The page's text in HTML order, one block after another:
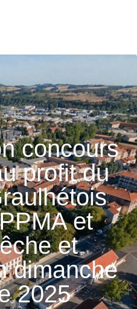
concours
profit du
et
et
dimanche
2025